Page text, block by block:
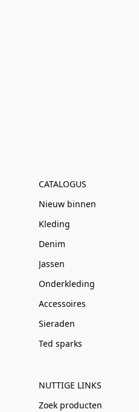
CATALOGUS
Nieuw binnen
Kleding
Denim
Jassen
Onderkleding
Accessoires
Sieraden
Ted sparks
NUTTIGE LINKS
Zoek producten